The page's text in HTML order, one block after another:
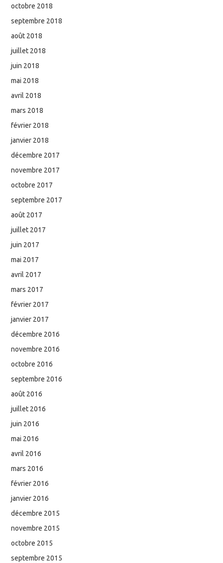
octobre 2018
septembre 2018
août 2018
juillet 2018
juin 2018
mai 2018
avril 2018
mars 2018
février 2018
janvier 2018
décembre 2017
novembre 2017
octobre 2017
septembre 2017
août 2017
juillet 2017
juin 2017
mai 2017
avril 2017
mars 2017
février 2017
janvier 2017
décembre 2016
novembre 2016
octobre 2016
septembre 2016
août 2016
juillet 2016
juin 2016
mai 2016
avril 2016
mars 2016
février 2016
janvier 2016
décembre 2015
novembre 2015
octobre 2015
septembre 2015